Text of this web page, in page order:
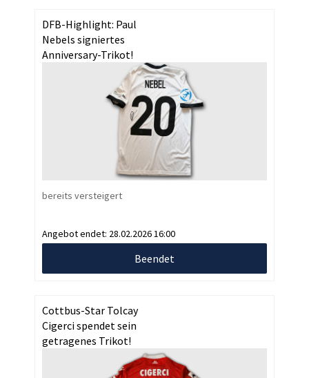
DFB-Highlight: Paul
Nebels signiertes
Anniversary-Trikot!
bereits versteigert
Angebot endet: 28.02.2026 16:00
Beendet
Cottbus-Star Tolcay
Cigerci spendet sein
getragenes Trikot!